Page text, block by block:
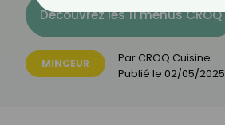
Découvrez les 11 menus CROQ
MINCEUR Par CROQ Cuisine
Publié le 02/05/2025